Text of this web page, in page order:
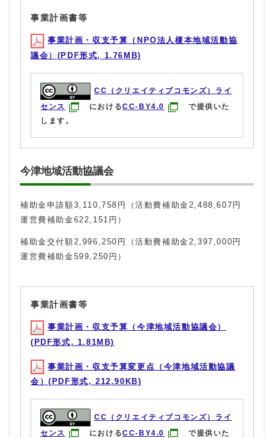
事業計画書等
事業計画・収支予算（NPO法人榎本地域活動協
議会）(PDF形式, 1.76MB)
CC（クリエイティブコモンズ）ライ
センス
におけるCC-BY4.0
で提供いた
します。
今津地域活動協議会
補助金申請額3,110,758円（活動費補助金2,488,607円
運営費補助金622,151円）
補助金交付額2,996,250円（活動費補助金2,397,000円
運営費補助金599,250円）
事業計画書等
事業計画・収支予算（今津地域活動協議会）
(PDF形式, 1.81MB)
事業計画・収支予算変更点（今津地域活動協議
会）(PDF形式, 212.90KB)
CC（クリエイティブコモンズ）ライ
センス
におけるCC-BY4.0
で提供いた